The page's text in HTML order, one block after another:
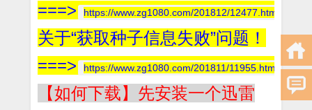
===>
https://www.zg1080.com/201812/12477.html
关于“获取种子信息失败”问题！
===>
https://www.zg1080.com/201811/11955.html
【如何下载】先安装一个迅雷